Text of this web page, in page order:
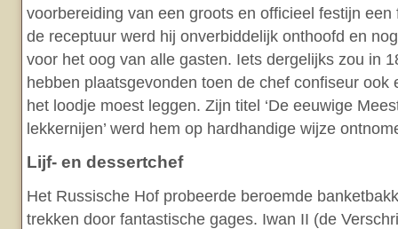
voorbereiding van een groots en officieel festijn
de receptuur werd hij onverbiddelijk onthoofd en
voor het oog van alle gasten. Iets dergelijks zou in
hebben plaatsgevonden toen de chef confiseur ook
het loodje moest leggen. Zijn titel ‘De eeuwige
lekkernijen’ werd hem op hardhandige wijze
Lijf- en dessertchef
Het Russische Hof probeerde beroemde
trekken door fantastische gages. Iwan II (de